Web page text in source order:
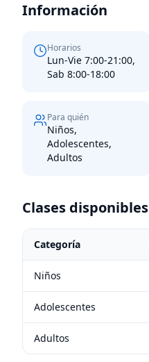
Información
Horarios
Lun-Vie 7:00-21:00,
Sab 8:00-18:00
Para quién
Niños,
Adolescentes,
Adultos
Clases disponibles
Categoría
Niños
Adolescentes
Adultos